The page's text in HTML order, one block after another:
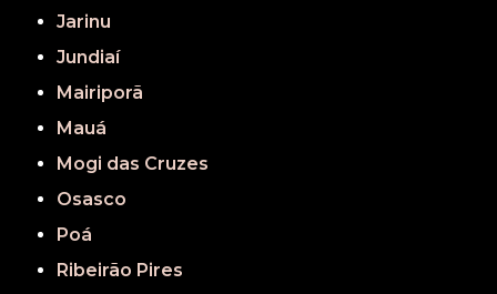
Jarinu
Jundiaí
Mairiporã
Mauá
Mogi das Cruzes
Osasco
Poá
Ribeirão Pires